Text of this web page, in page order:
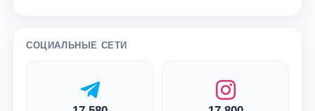
СОЦИАЛЬНЫЕ СЕТИ